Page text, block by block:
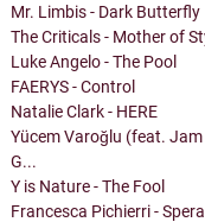
Mr. Limbis - Dark Butterfly
The Criticals - Mother of
Luke Angelo - The Pool
FAERYS - Control
Natalie Clark - HERE
Yücem Varoğlu (feat.
G...
Y is Nature - The Fool
Francesca Pichierri -